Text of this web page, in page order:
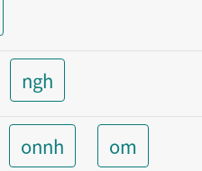
ngh
onnh
om